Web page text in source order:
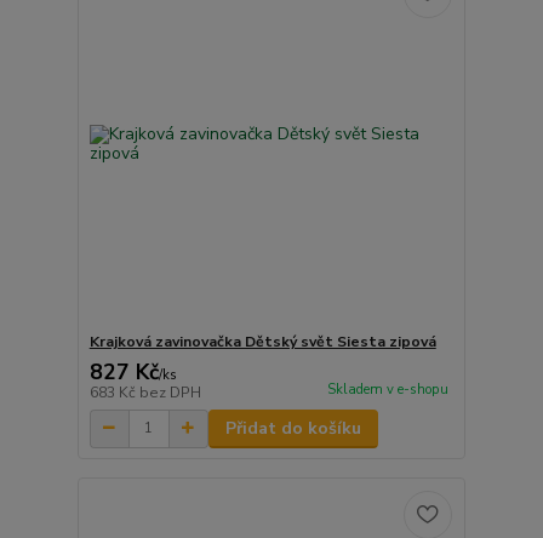
Krajková zavinovačka Dětský svět Siesta zipová
827 Kč/ks
683 Kč bez DPH Skladem v e-shopu
Přidat do košíku